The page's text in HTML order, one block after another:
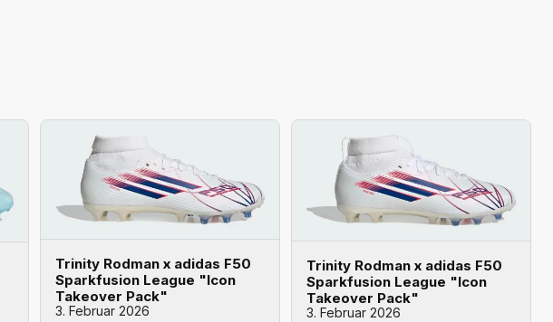
Trinity Rodman x adidas F50
Sparkfusion League "Icon
Takeover Pack"
3. Februar 2026
Trinity Rodman x adidas F50
Sparkfusion League "Icon
Takeover Pack"
3. Februar 2026